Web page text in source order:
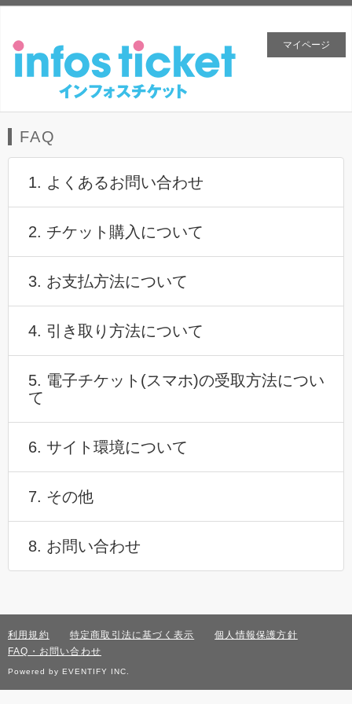
マイページ
FAQ
1. よくあるお問い合わせ
2. チケット購入について
3. お支払方法について
4. 引き取り方法について
5. 電子チケット(スマホ)の受取方法につい
て
6. サイト環境について
7. その他
8. お問い合わせ
利用規約 特定商取引法に基づく表示
個人情報保護方針
FAQ・お問い合わせ
Powered by EVENTIFY INC.